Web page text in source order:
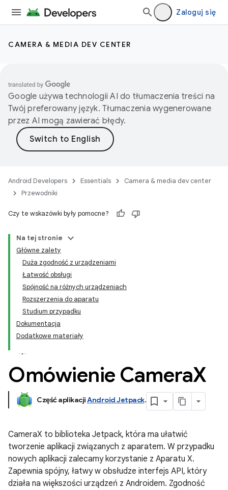
Zaloguj się
CAMERA & MEDIA DEV CENTER
Google używa technologii AI do tłumaczenia treści na
Twój preferowany język. Tłumaczenia wygenerowane
przez AI mogą zawierać błędy.
Android Developers Essentials
Camera & media dev center
Przewodniki
Czy te wskazówki były pomocne?
Na tej stronie
Główne zalety
Duża zgodność z urządzeniami
Łatwość obsługi
Spójność na różnych urządzeniach
Rozszerzenia do aparatu
Studium przypadku
Dokumentacja
Dodatkowe materiały
Omówienie CameraX
Część aplikacjiAndroid Jetpack.
CameraX to biblioteka Jetpack, która ma ułatwić
tworzenie aplikacji związanych z aparatem. W przypadku
nowych aplikacji zalecamy korzystanie z Aparatu X.
Zapewnia spójny, łatwy w obsłudze interfejs API, który
działa na większości urządzeń z Androidem. Zgodność